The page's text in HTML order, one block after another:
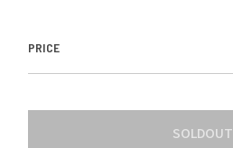
PRICE
SOLDOUT